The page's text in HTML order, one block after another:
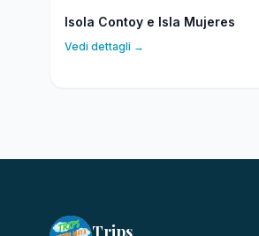
Isola Contoy e Isla Mujeres
Vedi dettagli →